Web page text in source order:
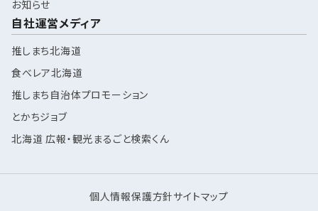
お知らせ
自社運営メディア
推しまち北海道
食べレア北海道
推しまち自治体プロモーション
とかちジョブ
北海道 広報・観光まるごと検索くん
個人情報保護方針サイトマップ